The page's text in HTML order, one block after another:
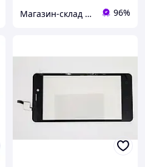
Магазин-склад "Mobile 112" - запчасти для телефонов и планшетов. Доставка по Украине 96%